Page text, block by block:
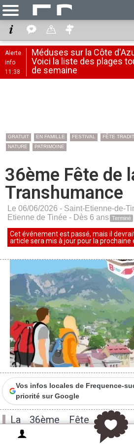
Alerte
info
11:38
Méduses sur la Côte
Voici la liste des plages
de semaine
GRATUIT EN FAMILLE FESTIVAL FÊTE
NATURE
PATRIMOINE
36ème Fête de
Transhumance
Le 06/06/2026 - Saint-Etienne-de-
Etienne de Tinée - Dès 6 ans Terminé
Cet événement est passé, mais il
article sera mis à jour pour la prochaine
Vos infos locales de Frequence-
priorité sur Google
La 36ème Fête de la
déroulera le 6 juin 2026 à
Tinée.